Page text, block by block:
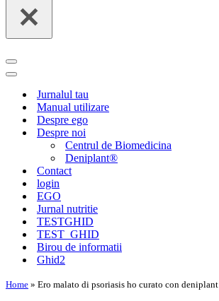
Meniu
de
Meniu
navigareJurnalul tau
Manual utilizare
Despre ego
Despre noi
Centrul de Biomedicina
Deniplant®
Contact
login
EGO
Jurnal nutritie
TESTGHID
TEST_GHID
Birou de informatii
Ghid2
Home » Ero malato di psoriasis ho curato con deniplant